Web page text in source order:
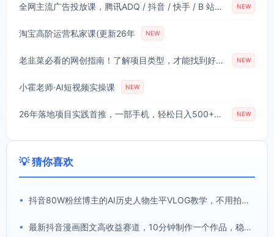
全网主流广告投放课，腾讯ADQ / 抖音 / 快手 / B 站实操教学，手把手教投手赚钱变现，全套变现拆解稳定出单 NEW
淘宝高阶运营私家课(更新26年 NEW
老韭菜必看的网创指南！了解项目类型，才能找到好的项目，才能拿到想要的结果 NEW
小霍老师·AI短视频实操课 NEW
26年落地项目实践首推，一部手机，轻松日入500+，长期稳定 NEW
💡 猜你喜欢
• 抖音80W粉丝博主的AI历史人物生平VLOG教学，不用拍摄不用露脸，AI帮你搞定，轻松解锁伙伴计划+精选收益
• 最新抖音漫画图文高收益赛道，10分钟制作一个作品，稳拿创作者伙伴计划收益